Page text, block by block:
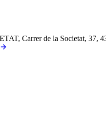
Carrer de la Societat, 37,